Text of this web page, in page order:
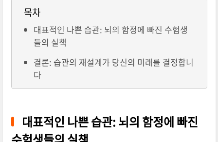
목차
대표적인 나쁜 습관: 뇌의 함정에 빠진 수험생
들의 실책
결론: 습관의 재설계가 당신의 미래를 결정합니
다
대표적인 나쁜 습관: 뇌의 함정에 빠진